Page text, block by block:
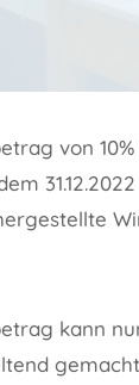
von 10%
31.12.2022
kann